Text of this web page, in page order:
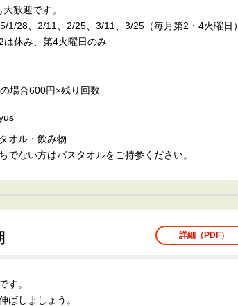
歓迎です。
28、2/11、2/25、3/11、3/25（毎月第2・4火曜日）
休み、第4火曜日のみ
場合600円×残り回数
オル・飲み物
方はバスタオルをご持参ください。
詳細（PDF）
す。
ばしましょう。